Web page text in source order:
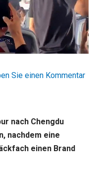
Sie einen Kommentar
nach Chengdu
nachdem eine
einen Brand